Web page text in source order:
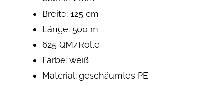
Breite: 125 cm
Länge: 500 m
625 QM/Rolle
Farbe: weiß
Material: geschäumtes PE